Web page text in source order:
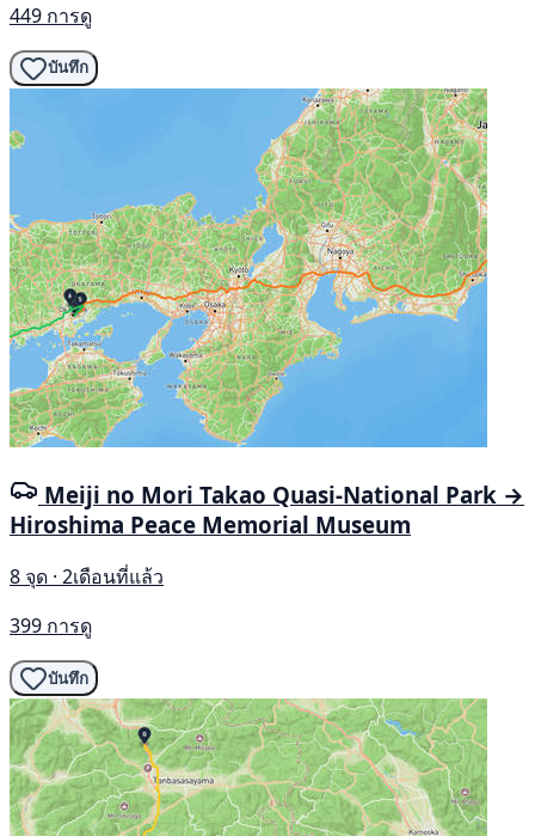
449 การดู
บันทึก
Meiji no Mori Takao Quasi-National Park →
Hiroshima Peace Memorial Museum
8 จุด · 2เดือนที่แล้ว
399 การดู
บันทึก